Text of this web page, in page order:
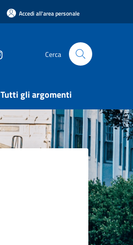
Accedi all'area personale
Cerca
Tutti gli argomenti